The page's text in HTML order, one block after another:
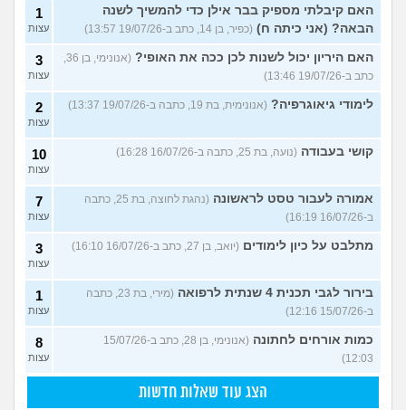
האם קיבלתי מספיק בבר אילן כדי להמשיך לשנה
הבאה? (אני כיתה ח) (כפיר, בן 14, כתב ב-19/07/26 13:57)
1
עצות
האם היריון יכול לשנות לכן ככה את האופי?
כתב ב-19/07/26 13:46)
3
עצות
לימודי גיאוגרפיה? (אנונימית, בת 19, כתבה ב-19/07/26 13:37) 2
עצות
קושי בעבודה (נועה, בת 25, כתבה ב-16/07/26 16:28) 10
עצות
אמורה לעבור טסט לראשונה
(נהגת לחוצה, בת 25, כתבה
ב-16/07/26 16:19)
7
עצות
מתלבט על כיון לימודים (יואב, בן 27, כתב ב-16/07/26 16:10) 3
עצות
בירור לגבי תכנית 4 שנתית לרפואה
(מירי, בת 23, כתבה
ב-15/07/26 12:16)
1
עצות
כמות אורחים לחתונה
(אנונימי, בן 28, כתב ב-15/07/26
12:03)
8
עצות
הצג עוד שאלות חדשות